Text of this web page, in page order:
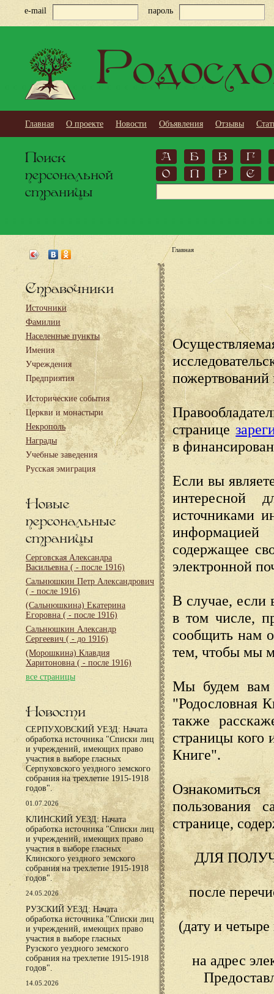
e-mail пароль
Главная О проекте Новости Объявления Отзывы
Поиск
персональной
страницы
А Б В
Г
О
П Р С
Справочники
Источники
Фамилии
Населенные пункты
Имения
Учреждения
Предприятия
Исторические события
Церкви и монастыри
Некрополь
Награды
Учебные заведения
Русская эмиграция
Новые
персональные
страницы
Серговская Александра
Васильевна ( - после 1916)
Сальнюшкин Петр Александрович
( - после 1916)
(Сальнюшкина) Екатерина
Егоровна ( - после 1916)
Сальнюшкин Александр
Сергеевич ( - до 1916)
(Морошкина) Клавдия
Харитоновна ( - после 1916)
все страницы
Новости
СЕРПУХОВСКИЙ УЕЗД: Начата
обработка источника "Списки лиц
и учреждений, имеющих право
участия в выборе гласных
Серпуховского уездного земского
собрания на трехлетие 1915-1918
годов".
01.07.2026
КЛИНСКИЙ УЕЗД: Начата
обработка источника "Списки лиц
и учреждений, имеющих право
участия в выборе гласных
Клинского уездного земского
собрания на трехлетие 1915-1918
годов".
24.05.2026
РУЗСКИЙ УЕЗД: Начата
обработка источника "Списки лиц
и учреждений, имеющих право
участия в выборе гласных
Рузского уездного земского
собрания на трехлетие 1915-1918
годов".
14.05.2026
Главная
пожертвований
странице
в
Если вы
интересной
источниками
содержащее
электронной
В случае, если
в том числе,
сообщить нам
тем, чтобы мы
Мы будем вам
"Родословная
также
страницы кого
Книге".
пользования
странице,
ДЛЯ
после
(дату и
на адрес